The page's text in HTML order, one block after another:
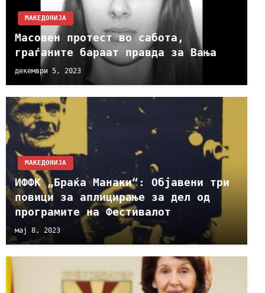
МАКЕДОНИЈА
Масовен протест во сабота,
граѓаните бараат правда за Вања
декември 5, 2023
МАКЕДОНИЈА
ИФФК „Браќа Манаки“: Објавени три
повици за аплицирање за дел од
програмите на Фестивалот
мај 8, 2023